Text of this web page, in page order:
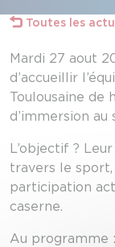
Toutes les
Mardi 27 aout
d’accueillir
Toulousaine de
d’immersion au
L’objectif ?
travers le
participation
caserne.
Au programme :